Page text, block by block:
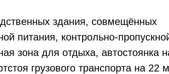
здания, совмещённых
питания, контрольно-
зона для отдыха, автостоянка
грузового транспорта на 22